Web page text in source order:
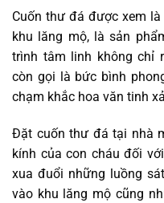
Cuốn thư đá được xem
khu lăng mộ, là sản
trình tâm linh không chỉ
còn gọi là bức bình
chạm khắc hoa văn tinh
Đặt cuốn thư đá tại nhà
kính của con cháu đối
xua đuổi những luồng
vào khu lăng mộ cũng